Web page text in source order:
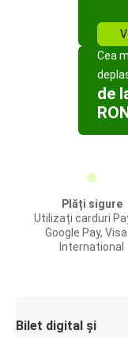
Cea
de
Plăți sigure
Utilizați carduri
Google Pay,
International
Bilet digital și